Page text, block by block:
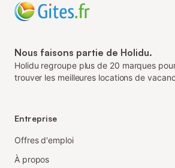
Nous faisons partie de Holidu.
Holidu regroupe plus de 20 marques
trouver les meilleures locations de
Entreprise
Offres d'emploi
À propos